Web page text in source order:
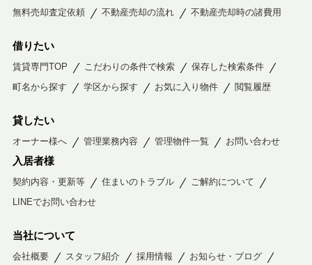
無料売却査定依頼
不動産売却の流れ 不動産売却時の諸費用
借りたい
賃貸専門TOP こだわりの条件で検索
保存した検索条件
町名から探す
学区から探す お気に入り物件 閲覧履歴
貸したい
オーナー様へ 管理業務内容 管理物件一覧 お問い合わせ
入居者様
契約内容・更新等 住まいのトラブル
ご解約について
LINEでお問い合わせ
当社について
会社概要 スタッフ紹介 採用情報
お知らせ・ブログ